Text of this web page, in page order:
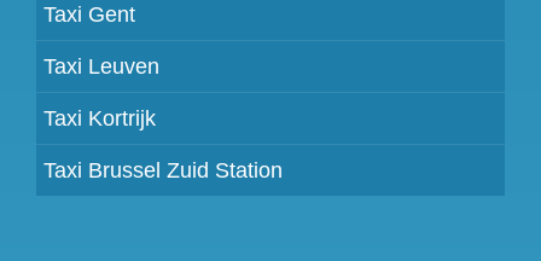
Taxi Gent
Taxi Leuven
Taxi Kortrijk
Taxi Brussel Zuid Station